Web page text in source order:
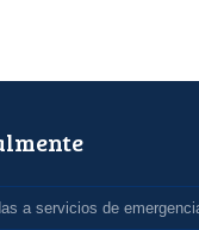
a servicios de